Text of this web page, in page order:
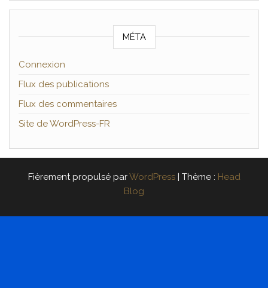
MÉTA
Connexion
Flux des publications
Flux des commentaires
Site de WordPress-FR
Fièrement propulsé parWordPress | Thème : Head
Blog